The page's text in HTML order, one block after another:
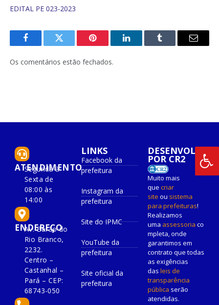
EDITAL PE 023-2023
FacebookTwitter Pinterest O
Tumblr
E-
Os comentários estão fechados.
ATENDIMENTO
Segunda à
Sexta de
08:00 às
14:00
ENDEREÇO
Av. Barão do
Rio Branco,
2232.
Centro –
Castanhal –
Pará – CEP:
68743-050
LINKS
Facebook da
prefeitura
Instagram da
prefeitura
Site do IPMC
YouTube da
prefeitura
Site oficial da
prefeitura
DESENVOLVIDO
POR CR2
Muito mais
que criar
site ou sistema
para prefeituras!
Realizamos
uma assessoria co
mpleta, onde
garantimos em
contrato que todas
as exigências
das leis de
transparência
pública serão
atendidas.